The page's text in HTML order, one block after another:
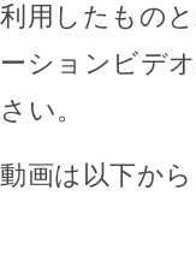
利用したもの
ーションビデ
さい。
動画は以下から